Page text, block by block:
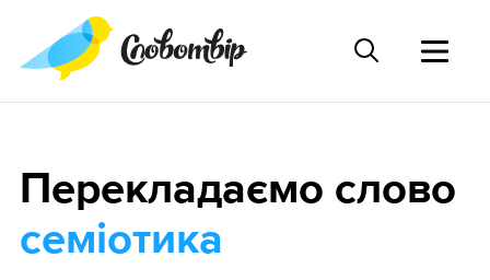
Перекладаємо слово
семіотика